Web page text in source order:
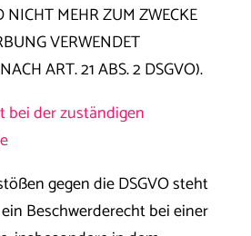
NICHT MEHR ZUM ZWECKE
VERWENDET
ART. 21 ABS. 2 DSGVO).
bei der zuständigen
gegen die DSGVO steht
Beschwerderecht bei einer